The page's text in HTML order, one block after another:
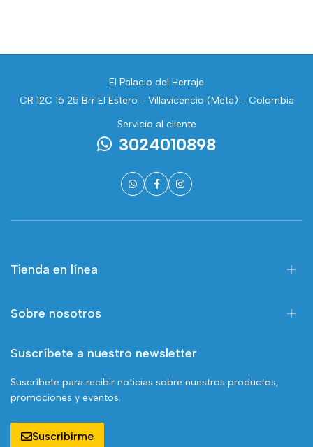
El Palacio del Herraje
CR 12C 16 25 Brr El Estero - Villavicencio (Meta) - Colombia
Servicio al cliente
3024010898
Tienda en línea
Sobre nosotros
Suscríbete a nuestro newsletter
Suscríbete para recibir noticias sobre nuestros productos,
promociones y eventos.
Suscribirme